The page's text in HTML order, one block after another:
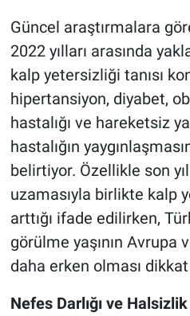
Güncel araştırmalara
2022 yılları arasında
kalp yetersizliği tanısı
hipertansiyon, diyabet,
hastalığı ve hareketsiz
hastalığın
belirtiyor. Özellikle son
uzamasıyla birlikte kalp
arttığı ifade edilirken,
görülme yaşının Avrupa
daha erken olması
Nefes Darlığı ve